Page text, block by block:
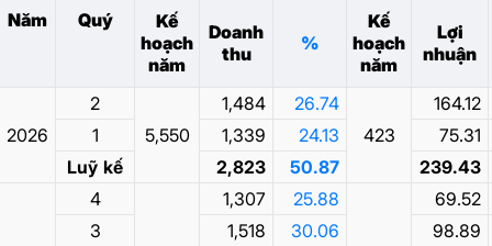
Năm Quý
Kế
hoạch
năm
Doanh
thu
%
Kế
hoạch
năm
Lợi
nhuận
2026
2
5,550
1,484
26.74
423
164.12
1
1,339 24.13
75.31
Luỹ kế
2,823 50.87 239.43
4 1,307 25.88
69.52
3
1,518 30.06
98.89